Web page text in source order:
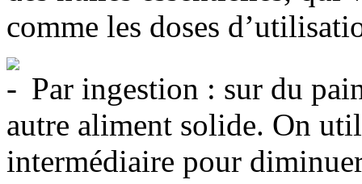
comme les doses
Par ingestion : sur du
autre aliment solide. On
intermédiaire pour